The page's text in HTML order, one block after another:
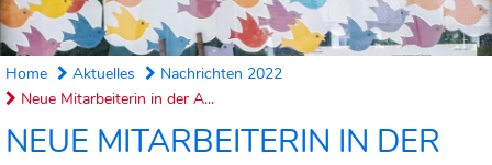
Home Aktuelles
Nachrichten 2022
Neue Mitarbeiterin in der A...
NEUE MITARBEITERIN IN DER